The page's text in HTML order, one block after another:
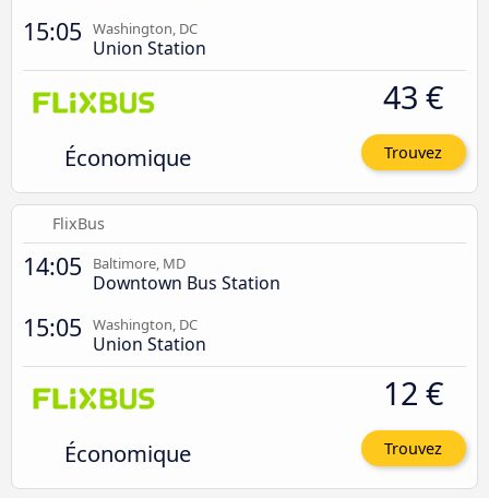
15:05 Washington, DC
Union Station
Économique
43 €
Trouvez
FlixBus
14:05 Baltimore, MD
Downtown Bus Station
15:05 Washington, DC
Union Station
Économique
12 €
Trouvez